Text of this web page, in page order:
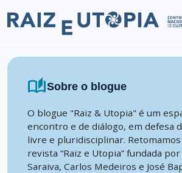
auto_storiesSobre o blogue
O blogue "Raiz & Utopia" é um
encontro e de diálogo, em defesa
livre e pluridisciplinar.
revista “Raiz e Utopia” fundada
Saraiva, Carlos Medeiros e José